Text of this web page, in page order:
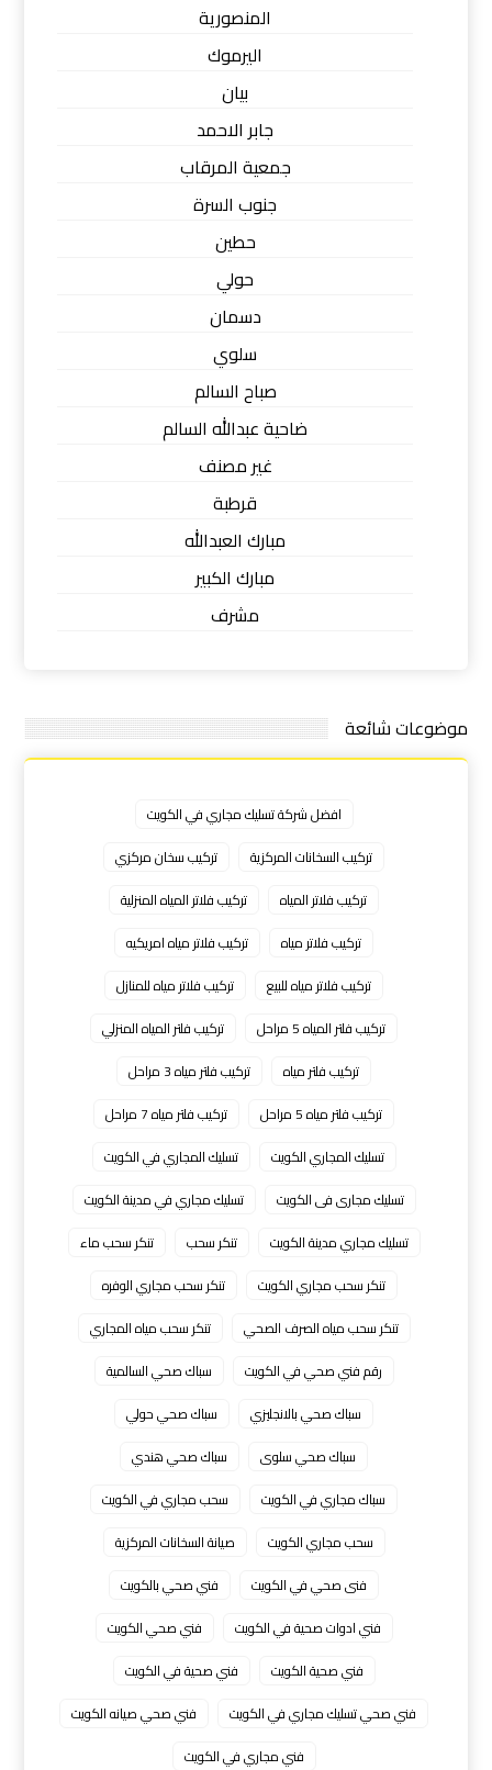
المنصورية
اليرموك
بيان
جابر الاحمد
جمعية المرقاب
جنوب السرة
حطين
حولي
دسمان
سلوي
صباح السالم
ضاحية عبدالله السالم
غير مصنف
قرطبة
مبارك العبدالله
مبارك الكبير
مشرف
موضوعات شائعة
افضل شركة تسليك مجاري في الكويت
تركيب السخانات المركزية
تركيب سخان مركزي
تركيب فلاتر المياه
تركيب فلاتر المياه المنزلية
تركيب فلاتر مياه
تركيب فلاتر مياه امريكيه
تركيب فلاتر مياه للبيع
تركيب فلاتر مياه للمنازل
تركيب فلتر المياه 5 مراحل
تركيب فلتر المياه المنزلي
تركيب فلتر مياه
تركيب فلتر مياه 3 مراحل
تركيب فلتر مياه 5 مراحل
تركيب فلتر مياه 7 مراحل
تسليك المجاري الكويت
تسليك المجاري في الكويت
تسليك مجارى فى الكويت
تسليك مجاري في مدينة الكويت
تسليك مجاري مدينة الكويت
تنكر سحب
تنكر سحب ماء
تنكر سحب مجاري الكويت
تنكر سحب مجاري الوفره
تنكر سحب مياه الصرف الصحي
تنكر سحب مياه المجاري
رقم فني صحي في الكويت
سباك صحي السالمية
سباك صحي بالانجليزي
سباك صحي حولي
سباك صحي سلوى
سباك صحي هندي
سباك مجاري في الكويت
سحب مجاري في الكويت
سحب مجاري الكويت
صيانة السخانات المركزية
فنى صحي في الكويت
فني صحي بالكويت
فني ادوات صحية في الكويت
فني صحي الكويت
فني صحية الكويت
فني صحية في الكويت
فني صحي تسليك مجاري في الكويت
فني صحي صيانه الكويت
فني مجاري في الكويت